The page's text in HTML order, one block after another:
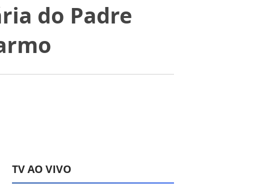
do Padre
TV AO VIVO